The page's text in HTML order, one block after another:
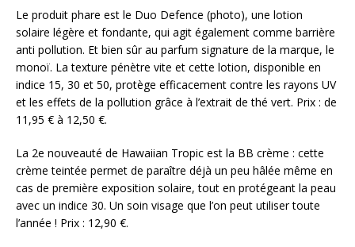
Le produit phare est le Duo Defence (photo), une lotion
solaire légère et fondante, qui agit également comme barrière
anti pollution. Et bien sûr au parfum signature de la marque, le
monoï. La texture pénètre vite et cette lotion, disponible en
indice 15, 30 et 50, protège efficacement contre les rayons UV
et les effets de la pollution grâce à l’extrait de thé vert. Prix : de
11,95 € à 12,50 €.
La 2e nouveauté de Hawaiian Tropic est la BB crème : cette
crème teintée permet de paraître déjà un peu hâlée même en
cas de première exposition solaire, tout en protégeant la peau
avec un indice 30. Un soin visage que l’on peut utiliser toute
l’année ! Prix : 12,90 €.